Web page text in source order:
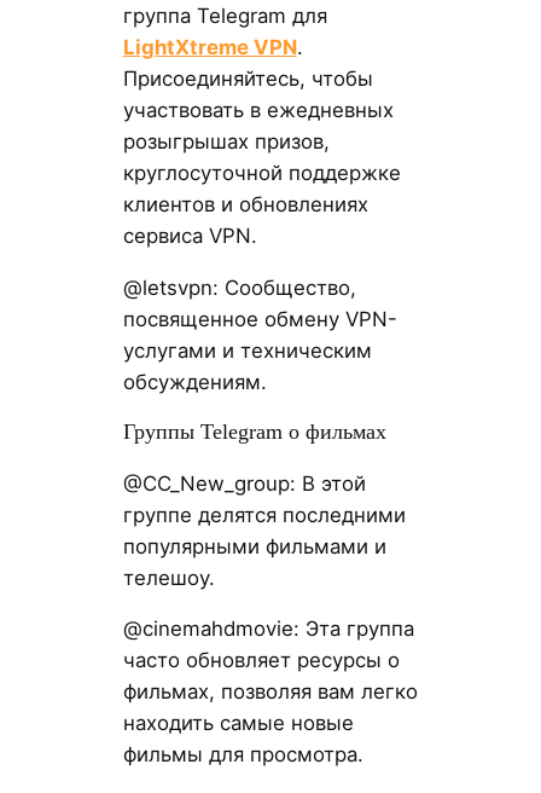
группа Telegram для
LightXtreme VPN.
Присоединяйтесь, чтобы
участвовать в ежедневных
розыгрышах призов,
круглосуточной поддержке
клиентов и обновлениях
сервиса VPN.
@letsvpn: Сообщество,
посвященное обмену VPN-
услугами и техническим
обсуждениям.
Группы Telegram о фильмах
@CC_New_group: В этой
группе делятся последними
популярными фильмами и
телешоу.
@cinemahdmovie: Эта группа
часто обновляет ресурсы о
фильмах, позволяя вам легко
находить самые новые
фильмы для просмотра.